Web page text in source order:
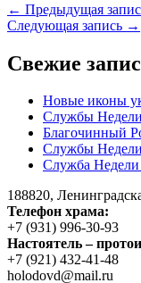
← Предыдущая
Следующая запись →
Свежие
Новые иконы
Службы Недели
Благочинный
Службы
Служба Недели
188820,
Телефон храма:
+7 (931) 996-30-93
Настоятель –
+7 (921) 432-41-48
holodovd@mail.ru